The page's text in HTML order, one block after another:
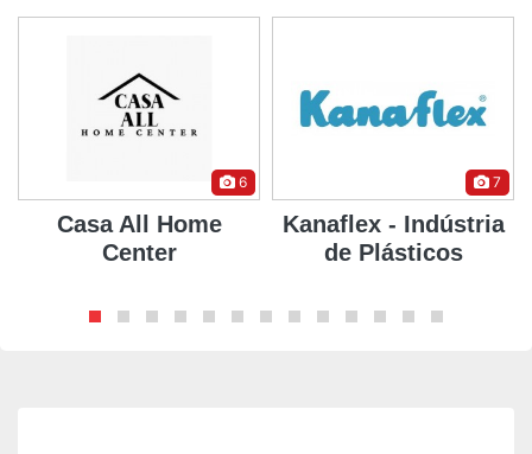
6
Casa All Home
Center
7
Kanaflex - Indústria
de Plásticos